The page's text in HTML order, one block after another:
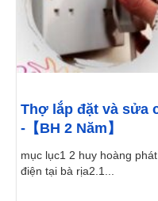
Thợ lắp đặt và sửa
-【BH 2 Năm】
mục lục1 2 huy hoàng
điện tại bà rịa2.1...